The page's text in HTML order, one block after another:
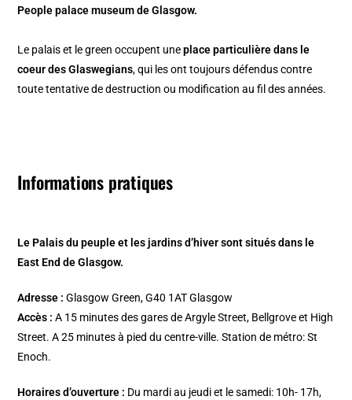
People palace museum de Glasgow.
Le palais et le green occupent uneplace particulière dans le
coeur des Glaswegians, qui les ont toujours défendus contre
toute tentative de destruction ou modification au fil des années.
Informations pratiques
Le Palais du peuple et les jardins d’hiver sont situés dans le
East End de Glasgow.
Adresse : Glasgow Green, G40 1AT Glasgow
Accès : A 15 minutes des gares de Argyle Street, Bellgrove et High
Street. A 25 minutes à pied du centre-ville. Station de métro: St
Enoch.
Horaires d’ouverture : Du mardi au jeudi et le samedi: 10h- 17h,